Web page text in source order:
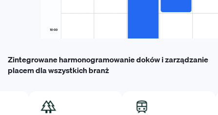
Zintegrowane harmonogramowanie doków i zarządzanie
placem dla wszystkich branż